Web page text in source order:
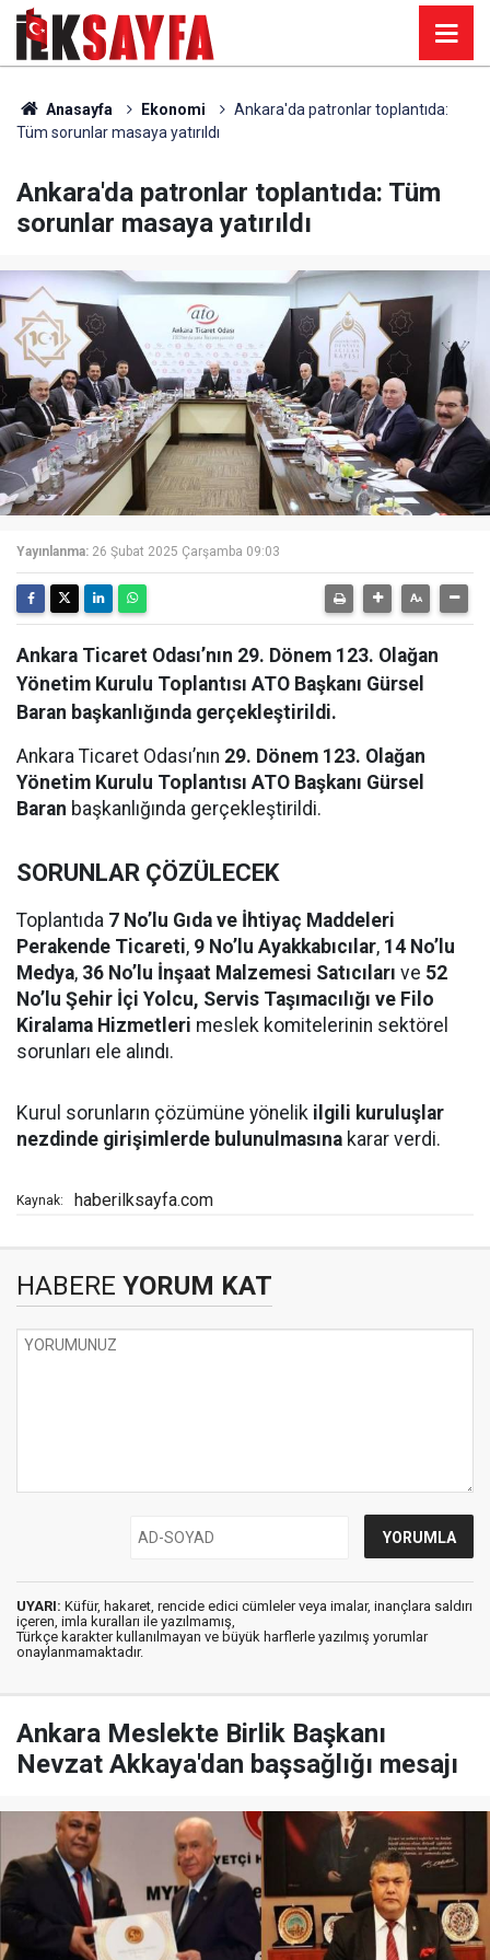
Anasayfa Ekonomi
Ankara'da patronlar toplantıda:
Tüm sorunlar masaya yatırıldı
Ankara'da patronlar toplantıda: Tüm
sorunlar masaya yatırıldı
Yayınlanma: 26 Şubat 2025 Çarşamba 09:03
Ankara Ticaret Odası’nın 29. Dönem 123. Olağan
Yönetim Kurulu Toplantısı ATO Başkanı Gürsel
Baran başkanlığında gerçekleştirildi.
Ankara Ticaret Odası’nın 29. Dönem 123. Olağan
Yönetim Kurulu Toplantısı ATO Başkanı Gürsel
Baran başkanlığında gerçekleştirildi.
SORUNLAR ÇÖZÜLECEK
Toplantıda 7 No’lu Gıda ve İhtiyaç Maddeleri
Perakende Ticareti, 9 No’lu Ayakkabıcılar, 14 No’lu
Medya, 36 No’lu İnşaat Malzemesi Satıcıları ve 52
No’lu Şehir İçi Yolcu, Servis Taşımacılığı ve Filo
Kiralama Hizmetleri meslek komitelerinin sektörel
sorunları ele alındı.
Kurul sorunların çözümüne yönelik ilgili kuruluşlar
nezdinde girişimlerde bulunulmasına karar verdi.
Kaynak: haberilksayfa.com
HABERE YORUM KAT
UYARI: Küfür, hakaret, rencide edici cümleler veya imalar, inançlara saldırı
içeren, imla kuralları ile yazılmamış,
Türkçe karakter kullanılmayan ve büyük harflerle yazılmış yorumlar
onaylanmamaktadır.
Ankara Meslekte Birlik Başkanı
Nevzat Akkaya'dan başsağlığı mesajı